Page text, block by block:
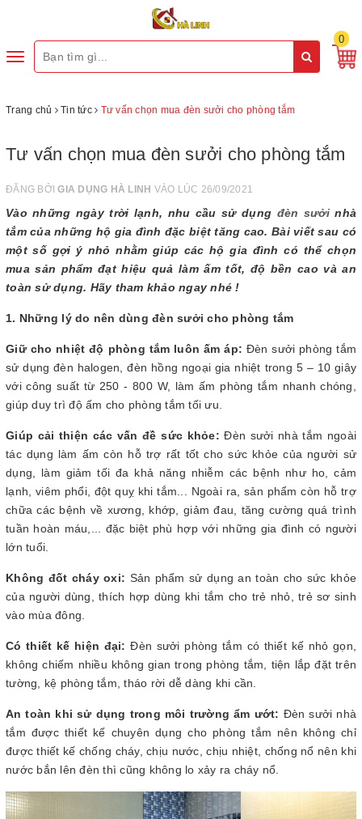
Toggle
0
Trang chủ Tin tức Tư vấn chọn mua đèn sưởi cho phòng tắm
Tư vấn chọn mua đèn sưởi cho phòng tắm
ĐĂNG BỞIGIA DỤNG HÀ LINH VÀO LÚC 26/09/2021
Vào những ngày trời lạnh, nhu cầu sử dụng đèn sưởinhà
tắm của những hộ gia đình đặc biệt tăng cao. Bài viết sau có
một số gợi ý nhỏ nhằm giúp các hộ gia đình có thể chọn
mua sản phẩm đạt hiệu quả làm ấm tốt, độ bền cao và an
toàn sử dụng. Hãy tham khảo ngay nhé !
1. Những lý do nên dùng đèn sưởi cho phòng tắm
Giữ cho nhiệt độ phòng tắm luôn ấm áp: Đèn sưởi phòng tắm
sử dụng đèn halogen, đèn hồng ngoại gia nhiệt trong 5 – 10 giây
với công suất từ 250 - 800 W, làm ấm phòng tắm nhanh chóng,
giúp duy trì độ ấm cho phòng tắm tối ưu.
Giúp cải thiện các vấn đề sức khỏe:Đèn sưởi nhà tắm ngoài
tác dụng làm ấm còn hỗ trợ rất tốt cho sức khỏe của người sử
dụng, làm giảm tối đa khả năng nhiễm các bệnh như ho, cảm
lạnh, viêm phổi, đột quỵ khi tắm... Ngoài ra, sản phẩm còn hỗ trợ
chữa các bệnh về xương, khớp, giảm đau, tăng cường quá trình
tuần hoàn máu,... đặc biệt phù hợp với những gia đình có người
lớn tuổi.
Không đốt cháy oxi: Sản phẩm sử dụng an toàn cho sức khỏe
của người dùng, thích hợp dùng khi tắm cho trẻ nhỏ, trẻ sơ sinh
vào mùa đông.
Có thiết kế hiện đại: Đèn sưởi phòng tắm có thiết kế nhỏ gọn,
không chiếm nhiều không gian trong phòng tắm, tiện lắp đặt trên
tường, kệ phòng tắm, tháo rời dễ dàng khi cần.
An toàn khi sử dụng trong môi trường ẩm ướt: Đèn sưởi nhà
tắm được thiết kế chuyên dụng cho phòng tắm nên không chỉ
được thiết kế chống cháy, chịu nước, chịu nhiệt, chống nổ nên khi
nước bắn lên đèn thì cũng không lo xảy ra cháy nổ.